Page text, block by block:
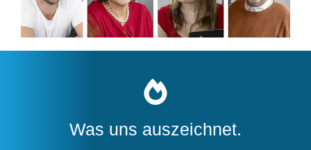
Was uns auszeichnet.